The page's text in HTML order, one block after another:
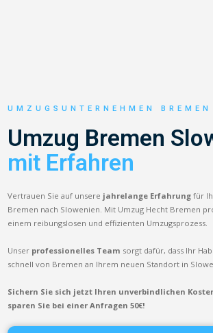
UMZUGSUNTERNEHMEN BREMEN
Umzug Bremen
mit Erfahren
Vertrauen Sie auf unsere jahrelange Erfahrung für
Bremen nach Slowenien. Mit Umzug Hecht Bremen
einem reibungslosen und effizienten Umzugsprozess.
Unser professionelles Team sorgt dafür, dass Ihr
schnell von Bremen an Ihrem neuen Standort in
Sichern Sie sich jetzt Ihren unverbindlichen
sparen Sie bei einer Anfragen 50€!